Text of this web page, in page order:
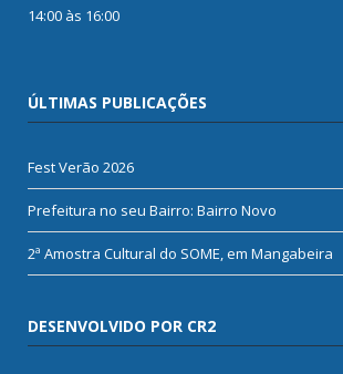
14:00 às 16:00
ÚLTIMAS PUBLICAÇÕES
Fest Verão 2026
Prefeitura no seu Bairro: Bairro Novo
2ª Amostra Cultural do SOME, em Mangabeira
DESENVOLVIDO POR CR2